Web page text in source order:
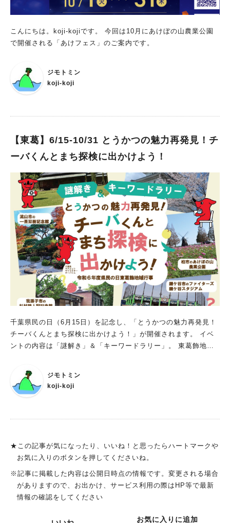
こんにちは。koji-kojiです。 今回は10月にあけぼの山農業公園
で開催される「あけフェス」のご案内です。
ジモトミン
koji-koji
【東葛】6/15-10/31 とうかつの魅力再発見！チ
ーバくんとまち探検に出かけよう！
千葉県民の日（6月15日）を記念し、「とうかつの魅力再発見！
チーバくんとまち探検に出かけよう！」が開催されます。 イベ
ントの内容は「謎解き」＆「キーワードラリー」。 東葛飾地域6
施設や飲食店などに、「謎解き」または「キーワード」の書かれ
たパネルが置いてあります。 それらのパネルがある場所を回っ
て謎解きの答えやキーワードを集めて応募すると、正解数に応じ
ジモトミン
koji-koji
★この記事が気になったり、いいね！と思ったらハートマークや
お気に入りのボタンを押してくださいね。
※記事に掲載した内容は公開日時点の情報です。変更される場合
がありますので、お出かけ、サービス利用の際はHP等で最新
情報の確認をしてください
お気に入りに追加